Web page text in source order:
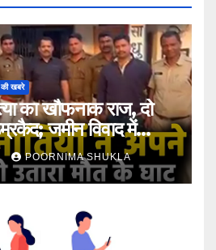
खबरे
का खौफनाक राज, दो
जमीन विवाद में
हमला…
POORNIMA SHUKLA